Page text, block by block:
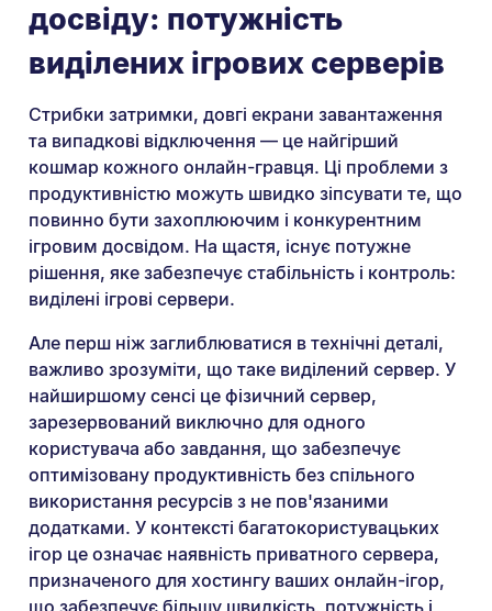
досвіду: потужність
виділених ігрових серверів
Стрибки затримки, довгі екрани завантаження
та випадкові відключення — це найгірший
кошмар кожного онлайн-гравця. Ці проблеми з
продуктивністю можуть швидко зіпсувати те, що
повинно бути захоплюючим і конкурентним
ігровим досвідом. На щастя, існує потужне
рішення, яке забезпечує стабільність і контроль:
виділені ігрові сервери.
Але перш ніж заглиблюватися в технічні деталі,
важливо зрозуміти, що таке виділений сервер. У
найширшому сенсі це фізичний сервер,
зарезервований виключно для одного
користувача або завдання, що забезпечує
оптимізовану продуктивність без спільного
використання ресурсів з не пов'язаними
додатками. У контексті багатокористувацьких
ігор це означає наявність приватного сервера,
призначеного для хостингу ваших онлайн-ігор,
що забезпечує більшу швидкість, потужність і